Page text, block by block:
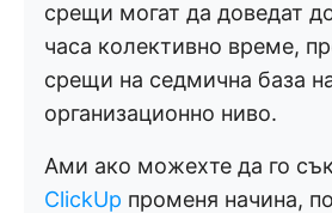
срещи могат да доведат
часа колективно време,
срещи на седмична база
организационно ниво.
Ами ако можехте да го
ClickUp променя начина,